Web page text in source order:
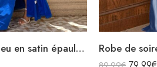
Robe de soirée bleu en satin épaules dénudées fendue